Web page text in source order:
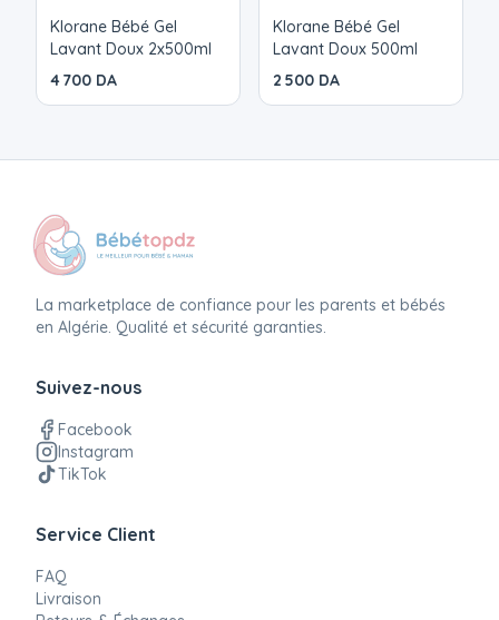
Klorane Bébé Gel
Lavant Doux 2x500ml
4 700 DA
Klorane Bébé Gel
Lavant Doux 500ml
2 500 DA
La marketplace de confiance pour les parents et bébés
en Algérie. Qualité et sécurité garanties.
Suivez-nous
Facebook
Instagram
TikTok
Service Client
FAQ
Livraison